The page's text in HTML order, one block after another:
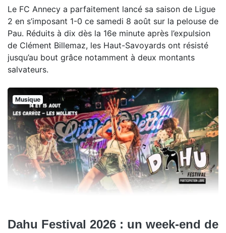
Le FC Annecy a parfaitement lancé sa saison de Ligue
2 en s’imposant 1-0 ce samedi 8 août sur la pelouse de
Pau. Réduits à dix dès la 16e minute après l’expulsion
de Clément Billemaz, les Haut-Savoyards ont résisté
jusqu’au bout grâce notamment à deux montants
salvateurs.
Musique
Dahu Festival 2026 : un week-end de